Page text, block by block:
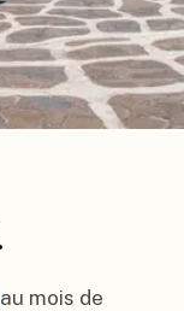
au mois de